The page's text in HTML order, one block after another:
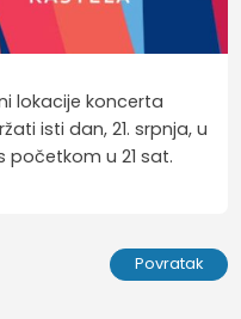
lokacije koncerta
isti dan, 21. srpnja, u
početkom u 21 sat.
Povratak